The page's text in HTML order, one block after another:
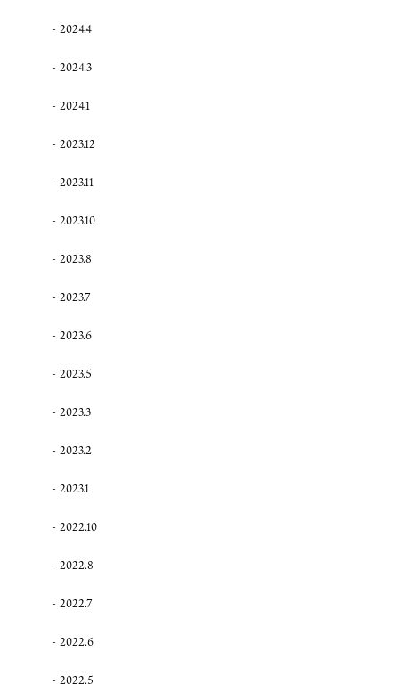
2024.4
2024.3
2024.1
2023.12
2023.11
2023.10
2023.8
2023.7
2023.6
2023.5
2023.3
2023.2
2023.1
2022.10
2022.8
2022.7
2022.6
2022.5